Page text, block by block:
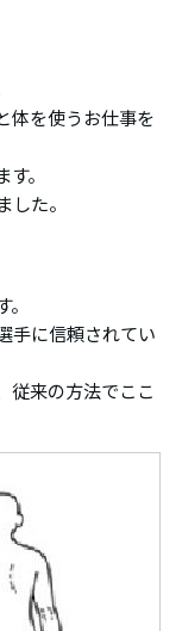
体を使うお仕事を
。
た。
手に信頼されてい
従来の方法でここ